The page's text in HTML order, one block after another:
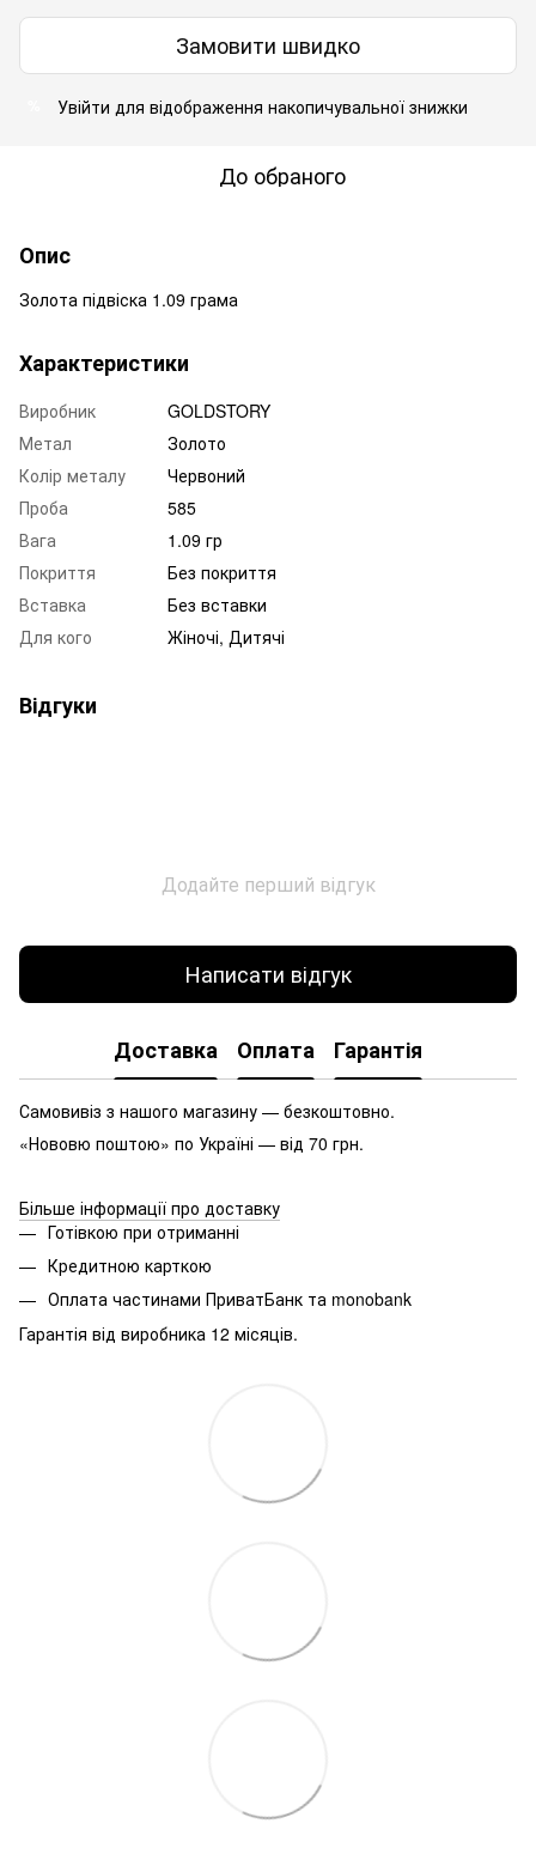
Замовити швидко
Увійти для відображення накопичувальної знижки
До обраного
Опис
Золота підвіска 1.09 грама
Характеристики
Виробник
GOLDSTORY
Метал
Золото
Колір металу
Червоний
Проба
585
Вага
1.09 гр
Покриття
Без покриття
Вставка
Без вставки
Для кого
Жіночі, Дитячі
Відгуки
Додайте перший відгук
Написати відгук
Доставка Оплата Гарантія
Самовивіз з нашого магазину — безкоштовно.
«Нововю поштою» по Україні — від 70 грн.
Більше інформації про доставку
Готівкою при отриманні
Кредитною карткою
Оплата частинами ПриватБанк та monobank
Гарантія від виробника 12 місяців.